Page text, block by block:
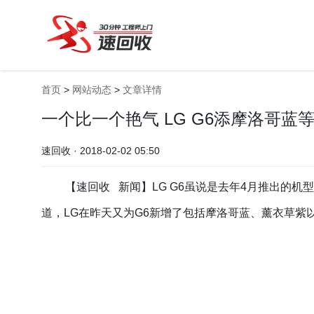
首页 > 网站动态 > 文章详情
一个比一个艳气 LG G6添摩洛哥蓝
速回收 · 2018-02-02 05:50
【速回收 新闻】LG G6虽说是去年4月推出的机
道，LG在昨天又为G6新增了包括摩洛哥蓝、薰衣草紫